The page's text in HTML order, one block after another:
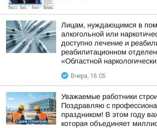
Лицам, нуждающимся в
алкогольной или
доступно лечение и
реабилитационном
«Областной
Вчера, 18:05
Уважаемые работники
Поздравляю с
праздником! В этом году
которая объединяет